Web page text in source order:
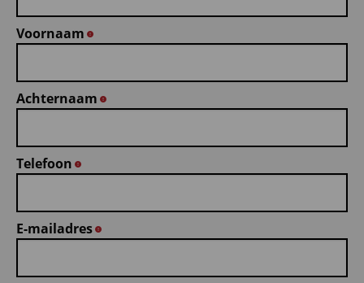
Voornaam
Achternaam
Telefoon
E-mailadres